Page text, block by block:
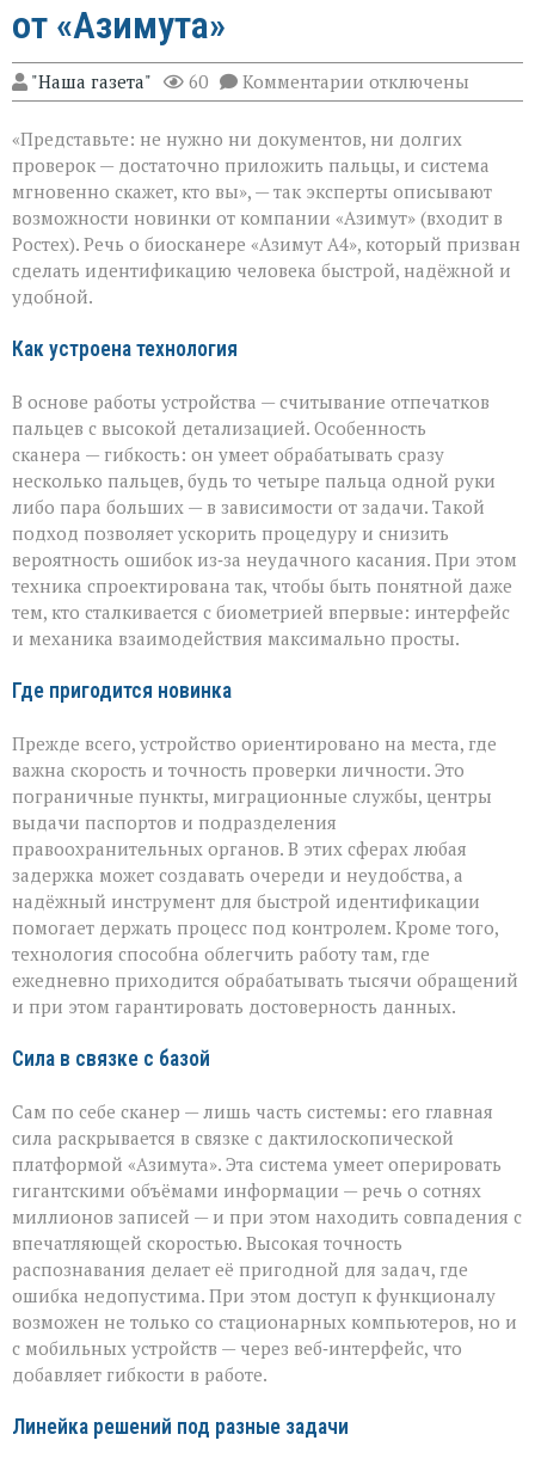
от «Азимута»
"Наша газета" 60 Комментарии к
записи
личность
подтвердят
за
секунды»:
новый
биосканер
от
«Азимута»
отключены
«Представьте: не нужно ни документов, ни долгих
проверок — достаточно приложить пальцы, и система
мгновенно скажет, кто вы», — так эксперты описывают
возможности новинки от компании «Азимут» (входит в
Ростех). Речь о биосканере «Азимут А4», который призван
сделать идентификацию человека быстрой, надёжной и
удобной.
Как устроена технология
В основе работы устройства — считывание отпечатков
пальцев с высокой детализацией. Особенность
сканера — гибкость: он умеет обрабатывать сразу
несколько пальцев, будь то четыре пальца одной руки
либо пара больших — в зависимости от задачи. Такой
подход позволяет ускорить процедуру и снизить
вероятность ошибок из‑за неудачного касания. При этом
техника спроектирована так, чтобы быть понятной даже
тем, кто сталкивается с биометрией впервые: интерфейс
и механика взаимодействия максимально просты.
Где пригодится новинка
Прежде всего, устройство ориентировано на места, где
важна скорость и точность проверки личности. Это
пограничные пункты, миграционные службы, центры
выдачи паспортов и подразделения
правоохранительных органов. В этих сферах любая
задержка может создавать очереди и неудобства, а
надёжный инструмент для быстрой идентификации
помогает держать процесс под контролем. Кроме того,
технология способна облегчить работу там, где
ежедневно приходится обрабатывать тысячи обращений
и при этом гарантировать достоверность данных.
Сила в связке с базой
Сам по себе сканер — лишь часть системы: его главная
сила раскрывается в связке с дактилоскопической
платформой «Азимута». Эта система умеет оперировать
гигантскими объёмами информации — речь о сотнях
миллионов записей — и при этом находить совпадения с
впечатляющей скоростью. Высокая точность
распознавания делает её пригодной для задач, где
ошибка недопустима. При этом доступ к функционалу
возможен не только со стационарных компьютеров, но и
с мобильных устройств — через веб‑интерфейс, что
добавляет гибкости в работе.
Линейка решений под разные задачи